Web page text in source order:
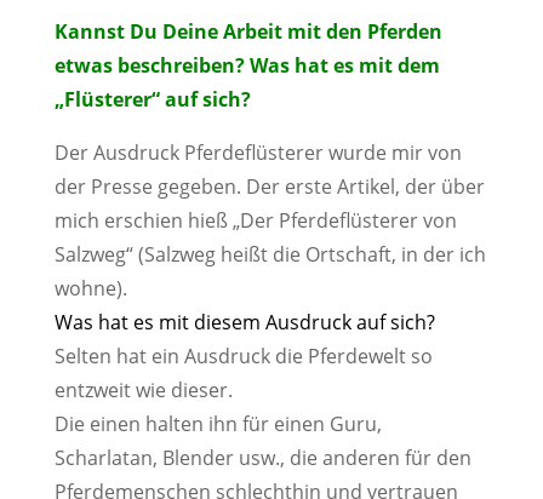
Kannst Du Deine Arbeit mit den Pferden
etwas beschreiben? Was hat es mit dem
„Flüsterer“ auf sich?
Der Ausdruck Pferdeflüsterer wurde mir von
der Presse gegeben. Der erste Artikel, der über
mich erschien hieß „Der Pferdeflüsterer von
Salzweg“ (Salzweg heißt die Ortschaft, in der ich
wohne).
Was hat es mit diesem Ausdruck auf sich?
Selten hat ein Ausdruck die Pferdewelt so
entzweit wie dieser.
Die einen halten ihn für einen Guru,
Scharlatan, Blender usw., die anderen für den
Pferdemenschen schlechthin und vertrauen